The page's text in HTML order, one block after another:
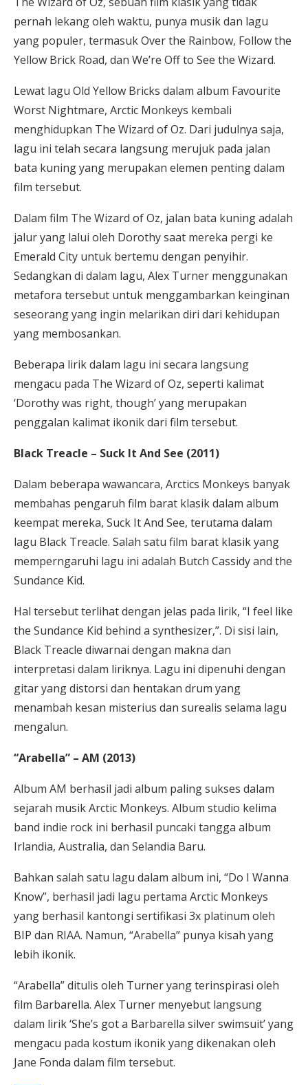
pernah lekang oleh waktu, punya musik dan lagu
yang populer, termasuk Over the Rainbow, Follow the
Yellow Brick Road, dan We’re Off to See the Wizard.
Lewat lagu Old Yellow Bricks dalam album Favourite
Worst Nightmare, Arctic Monkeys kembali
menghidupkan The Wizard of Oz. Dari judulnya saja,
lagu ini telah secara langsung merujuk pada jalan
bata kuning yang merupakan elemen penting dalam
film tersebut.
Dalam film The Wizard of Oz, jalan bata kuning adalah
jalur yang lalui oleh Dorothy saat mereka pergi ke
Emerald City untuk bertemu dengan penyihir.
Sedangkan di dalam lagu, Alex Turner menggunakan
metafora tersebut untuk menggambarkan keinginan
seseorang yang ingin melarikan diri dari kehidupan
yang membosankan.
Beberapa lirik dalam lagu ini secara langsung
mengacu pada The Wizard of Oz, seperti kalimat
‘Dorothy was right, though’ yang merupakan
penggalan kalimat ikonik dari film tersebut.
Black Treacle – Suck It And See (2011)
Dalam beberapa wawancara, Arctics Monkeys banyak
membahas pengaruh film barat klasik dalam album
keempat mereka, Suck It And See, terutama dalam
lagu Black Treacle. Salah satu film barat klasik yang
memperngaruhi lagu ini adalah Butch Cassidy and the
Sundance Kid.
Hal tersebut terlihat dengan jelas pada lirik, “I feel like
the Sundance Kid behind a synthesizer,”. Di sisi lain,
Black Treacle diwarnai dengan makna dan
interpretasi dalam liriknya. Lagu ini dipenuhi dengan
gitar yang distorsi dan hentakan drum yang
menambah kesan misterius dan surealis selama lagu
mengalun.
“Arabella” – AM (2013)
Album AM berhasil jadi album paling sukses dalam
sejarah musik Arctic Monkeys. Album studio kelima
band indie rock ini berhasil puncaki tangga album
Irlandia, Australia, dan Selandia Baru.
Bahkan salah satu lagu dalam album ini, “Do I Wanna
Know”, berhasil jadi lagu pertama Arctic Monkeys
yang berhasil kantongi sertifikasi 3x platinum oleh
BIP dan RIAA. Namun, “Arabella” punya kisah yang
lebih ikonik.
“Arabella” ditulis oleh Turner yang terinspirasi oleh
film Barbarella. Alex Turner menyebut langsung
dalam lirik ‘She’s got a Barbarella silver swimsuit’ yang
mengacu pada kostum ikonik yang dikenakan oleh
Jane Fonda dalam film tersebut.